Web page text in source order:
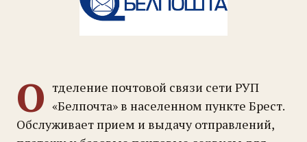
О тделение почтовой связи сети РУП
«Белпочта» в населенном пункте Брест.
Обслуживает прием и выдачу отправлений,